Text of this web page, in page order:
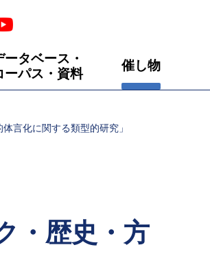
ータベース・
ーパス・資料
催し物
言化に関する類型的研究」
・歴史・方